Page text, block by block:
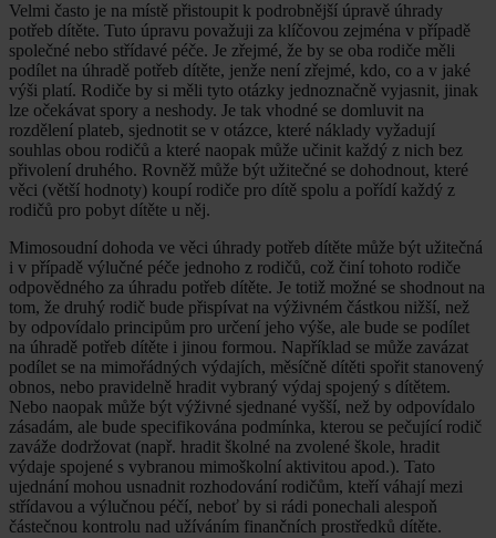
Velmi často je na místě přistoupit k podrobnější úpravě úhrady
potřeb dítěte. Tuto úpravu považuji za klíčovou zejména v případě
společné nebo střídavé péče. Je zřejmé, že by se oba rodiče měli
podílet na úhradě potřeb dítěte, jenže není zřejmé, kdo, co a v jaké
výši platí. Rodiče by si měli tyto otázky jednoznačně vyjasnit, jinak
lze očekávat spory a neshody. Je tak vhodné se domluvit na
rozdělení plateb, sjednotit se v otázce, které náklady vyžadují
souhlas obou rodičů a které naopak může učinit každý z nich bez
přivolení druhého. Rovněž může být užitečné se dohodnout, které
věci (větší hodnoty) koupí rodiče pro dítě spolu a pořídí každý z
rodičů pro pobyt dítěte u něj.
Mimosoudní dohoda ve věci úhrady potřeb dítěte může být užitečná
i v případě výlučné péče jednoho z rodičů, což činí tohoto rodiče
odpovědného za úhradu potřeb dítěte. Je totiž možné se shodnout na
tom, že druhý rodič bude přispívat na výživném částkou nižší, než
by odpovídalo principům pro určení jeho výše, ale bude se podílet
na úhradě potřeb dítěte i jinou formou. Například se může zavázat
podílet se na mimořádných výdajích, měsíčně dítěti spořit stanovený
obnos, nebo pravidelně hradit vybraný výdaj spojený s dítětem.
Nebo naopak může být výživné sjednané vyšší, než by odpovídalo
zásadám, ale bude specifikována podmínka, kterou se pečující rodič
zaváže dodržovat (např. hradit školné na zvolené škole, hradit
výdaje spojené s vybranou mimoškolní aktivitou apod.). Tato
ujednání mohou usnadnit rozhodování rodičům, kteří váhají mezi
střídavou a výlučnou péčí, neboť by si rádi ponechali alespoň
částečnou kontrolu nad užíváním finančních prostředků dítěte.